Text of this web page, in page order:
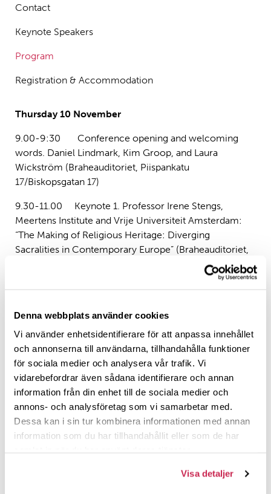
Denna webbplats använder cookies
Vi använder enhetsidentifierare för att anpassa innehållet
och annonserna till användarna, tillhandahålla funktioner
för sociala medier och analysera vår trafik. Vi
vidarebefordrar även sådana identifierare och annan
information från din enhet till de sociala medier och
annons- och analysföretag som vi samarbetar med.
Dessa kan i sin tur kombinera informationen med annan
information som du har tillhandahållit eller som de har
Visa detaljer
Contact
Keynote Speakers
Program
Registration & Accommodation
Thursday 10 November
9.00-9:30 Conference opening and welcoming
words. Daniel Lindmark, Kim Groop, and Laura
Wickström (Braheauditoriet, Piispankatu
17/Biskopsgatan 17)
9.30-11.00 Keynote 1. Professor Irene Stengs,
Meertens Institute and Vrije Universiteit Amsterdam:
“The Making of Religious Heritage: Diverging
Sacralities in Contemporary Europe” (Braheauditoriet,
Piispankatu 17/Biskopsgatan 17), open to the public
11:30-12:30 Parallel paper session 1-2 (4
12.30-14.00 Lunch break
14.00-15.30 Parallel paper session 3-4 (4
presentations)
15.00-15.30 Coffee break
15.30-16.30 Parallel paper session 5-6 (4
16.30-17.30 Guided walk (optional): three local